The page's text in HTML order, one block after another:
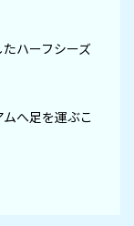
ハーフシーズ
へ足を運ぶこ